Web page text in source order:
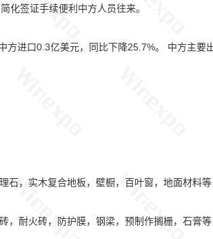
化签证手续便利中方人员往来。
进口0.3亿美元，同比下降25.7%。 中方主要
，实木复合地板，壁橱，百叶窗，地面材料等
耐火砖，防护膜，钢梁，预制作搁栅，石膏等